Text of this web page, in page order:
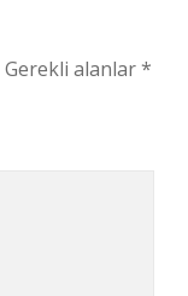
Gerekli alanlar*